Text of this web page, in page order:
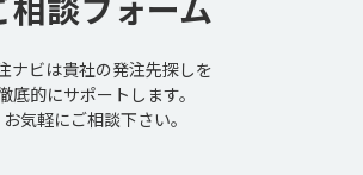
ナビは貴社の発注先探しを
底的にサポートします。
お気軽にご相談下さい。